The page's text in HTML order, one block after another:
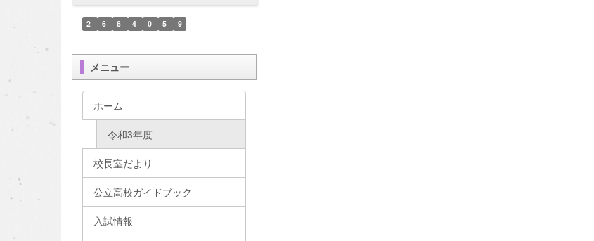
2 6 8 4 0 5 9
メニュー
ホーム
令和3年度
校長室だより
公立高校ガイドブック
入試情報